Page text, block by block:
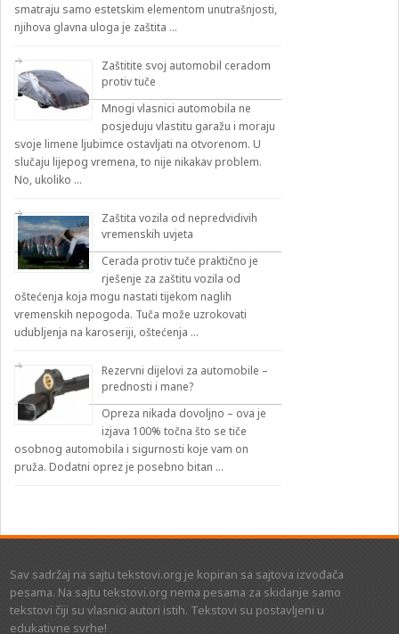
smatraju samo estetskim elementom unutrašnjosti,
njihova glavna uloga je zaštita …
Zaštitite svoj automobil ceradom
protiv tuče
Mnogi vlasnici automobila ne
posjeduju vlastitu garažu i moraju
svoje limene ljubimce ostavljati na otvorenom. U
slučaju lijepog vremena, to nije nikakav problem.
No, ukoliko …
Zaštita vozila od nepredvidivih
vremenskih uvjeta
Cerada protiv tuče praktično je
rješenje za zaštitu vozila od
oštećenja koja mogu nastati tijekom naglih
vremenskih nepogoda. Tuča može uzrokovati
udubljenja na karoseriji, oštećenja …
Rezervni dijelovi za automobile –
prednosti i mane?
Opreza nikada dovoljno – ova je
izjava 100% točna što se tiče
osobnog automobila i sigurnosti koje vam on
pruža. Dodatni oprez je posebno bitan …
Sav sadržaj na sajtu tekstovi.org je kopiran sa sajtova izvođača
pesama. Na sajtu tekstovi.org nema pesama za skidanje samo
tekstovi čiji su vlasnici autori istih. Tekstovi su postavljeni u
edukativne svrhe!